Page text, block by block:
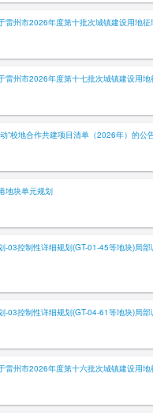
雷州市2026年度第十批次城镇建设用地
雷州市2026年度第十七批次城镇建设用
”校地合作共建项目清单（2026年）的公
地块单元规划
-03控制性详细规划(GT-01-45等地块)局
-03控制性详细规划(GT-04-61等地块)局
雷州市2026年度第十六批次城镇建设用